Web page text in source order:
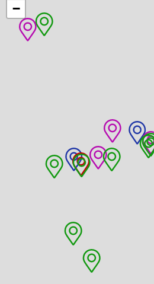
−